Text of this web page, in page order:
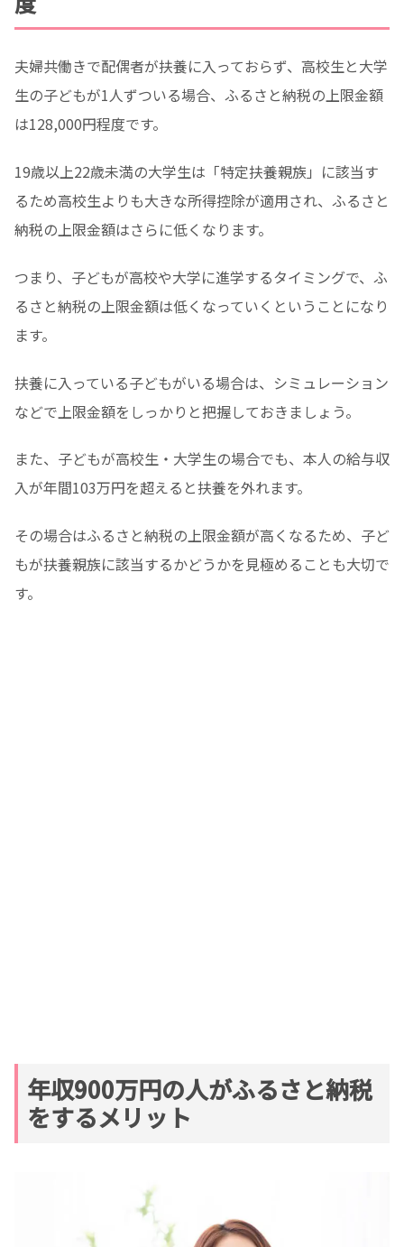
夫婦共働きで配偶者が扶養に入っておらず、高校生と大学
生の子どもが1人ずついる場合、ふるさと納税の上限金額
は128,000円程度です。
19歳以上22歳未満の大学生は「特定扶養親族」に該当す
るため高校生よりも大きな所得控除が適用され、ふるさと
納税の上限金額はさらに低くなります。
つまり、子どもが高校や大学に進学するタイミングで、ふ
るさと納税の上限金額は低くなっていくということになり
ます。
扶養に入っている子どもがいる場合は、シミュレーション
などで上限金額をしっかりと把握しておきましょう。
また、子どもが高校生・大学生の場合でも、本人の給与収
入が年間103万円を超えると扶養を外れます。
その場合はふるさと納税の上限金額が高くなるため、子ど
もが扶養親族に該当するかどうかを見極めることも大切で
す。
年収900万円の人がふるさと納税
をするメリット